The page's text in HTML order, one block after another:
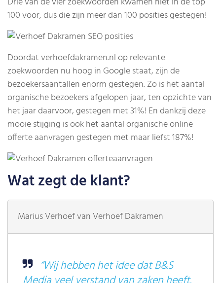
100 voor, dus die zijn meer dan 100 posities gestegen!
Doordat verhoefdakramen.nl op relevante
zoekwoorden nu hoog in Google staat, zijn de
bezoekersaantallen enorm gestegen. Zo is het aantal
organische bezoekers afgelopen jaar, ten opzichte van
het jaar daarvoor, gestegen met 31%! En dankzij deze
mooie stijging is ook het aantal organische online
offerte aanvragen gestegen met maar liefst 187%!
Wat zegt de klant?
Marius Verhoef van Verhoef Dakramen
“Wij hebben het idee dat B&S